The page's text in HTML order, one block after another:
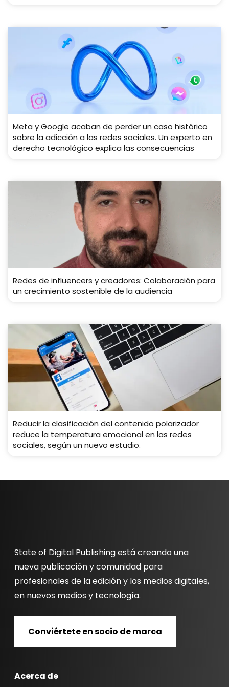
Meta y Google acaban de perder un caso histórico
sobre la adicción a las redes sociales. Un experto en
derecho tecnológico explica las consecuencias
Redes de influencers y creadores: Colaboración para
un crecimiento sostenible de la audiencia
Reducir la clasificación del contenido polarizador
reduce la temperatura emocional en las redes
sociales, según un nuevo estudio.
State of Digital Publishing está creando una
nueva publicación y comunidad para
profesionales de la edición y los medios digitales,
en nuevos medios y tecnología.
Conviértete en socio de marca
Acerca de